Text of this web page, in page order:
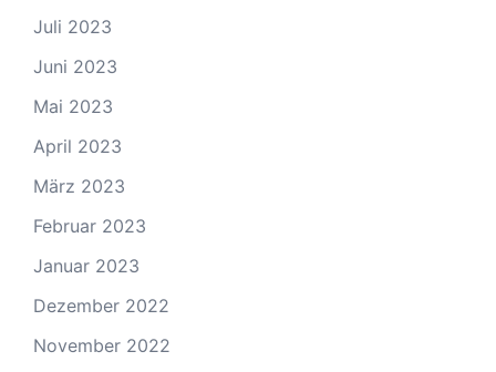
Juli 2023
Juni 2023
Mai 2023
April 2023
März 2023
Februar 2023
Januar 2023
Dezember 2022
November 2022